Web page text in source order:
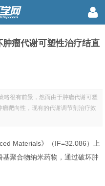
瘤代谢可塑性治疗结直
略很有前景，然而由于肿瘤代谢可塑
靶向性，现有的代谢调节剂治疗效
Materials》（IF=32.086）上
聚合物纳米药物，通过破坏肿